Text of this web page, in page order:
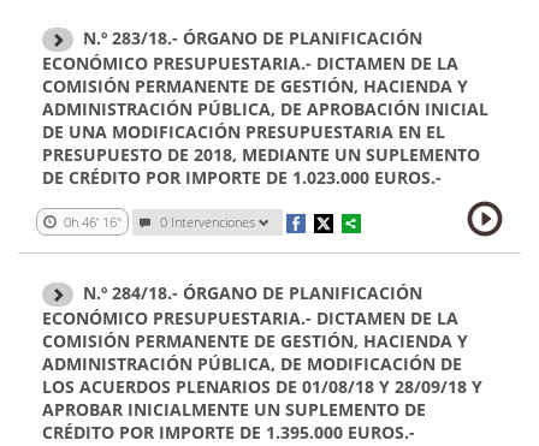
N.º 283/18.- ÓRGANO DE PLANIFICACIÓN
ECONÓMICO PRESUPUESTARIA.- DICTAMEN DE LA
COMISIÓN PERMANENTE DE GESTIÓN, HACIENDA Y
ADMINISTRACIÓN PÚBLICA, DE APROBACIÓN INICIAL
DE UNA MODIFICACIÓN PRESUPUESTARIA EN EL
PRESUPUESTO DE 2018, MEDIANTE UN SUPLEMENTO
DE CRÉDITO POR IMPORTE DE 1.023.000 EUROS.-
0h 46' 16'' 0 Intervenciones
N.º 284/18.- ÓRGANO DE PLANIFICACIÓN
ECONÓMICO PRESUPUESTARIA.- DICTAMEN DE LA
COMISIÓN PERMANENTE DE GESTIÓN, HACIENDA Y
ADMINISTRACIÓN PÚBLICA, DE MODIFICACIÓN DE
LOS ACUERDOS PLENARIOS DE 01/08/18 Y 28/09/18 Y
APROBAR INICIALMENTE UN SUPLEMENTO DE
CRÉDITO POR IMPORTE DE 1.395.000 EUROS.-